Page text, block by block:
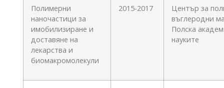
Полимерни
наночастици за
имобилизиране и
доставяне на
лекарства и
биомакромолекули
2015-2017
Център за
въглеродни
Полска
науките